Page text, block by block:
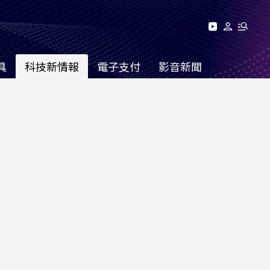
科技新情報 電子支付 影音新聞